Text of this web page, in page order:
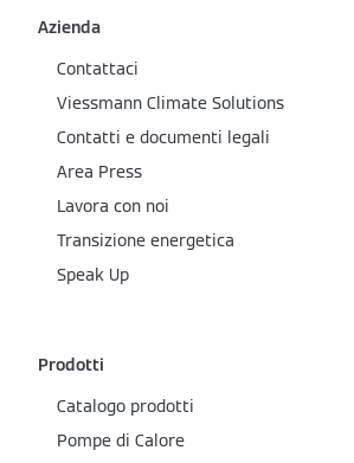
Azienda
Contattaci
Viessmann Climate Solutions
Contatti e documenti legali
Area Press
Lavora con noi
Transizione energetica
Speak Up
Prodotti
Catalogo prodotti
Pompe di Calore